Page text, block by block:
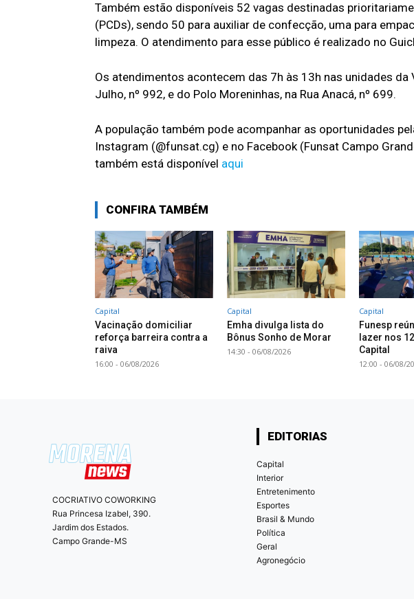
Também estão disponíveis 52 vagas destinadas
(PCDs), sendo 50 para auxiliar de confecção, uma para
limpeza. O atendimento para esse público é realizado no
Os atendimentos acontecem das 7h às 13h nas unidades da
Julho, nº 992, e do Polo Moreninhas, na Rua Anacá, nº 699.
A população também pode acompanhar as oportunidades
Instagram (@funsat.cg) e no Facebook (Funsat Campo
também está disponível aqui
CONFIRA TAMBÉM
Capital
Vacinação domiciliar
reforça barreira contra a
raiva
16:00 - 06/08/2026
Capital
Emha divulga lista do
Bônus Sonho de Morar
14:30 - 06/08/2026
Capital
Funesp
lazer nos
Capital
12:00 - 06/08/
COCRIATIVO COWORKING
Rua Princesa Izabel, 390.
Jardim dos Estados.
Campo Grande-MS
EDITORIAS
Capital
Interior
Entretenimento
Esportes
Brasil & Mundo
Política
Geral
Agronegócio